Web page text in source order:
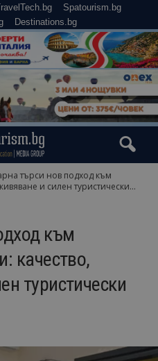
Spatourism.bg
Destinations.bg
търси нов подход към
и силен туристически...
към
качество,
туристически